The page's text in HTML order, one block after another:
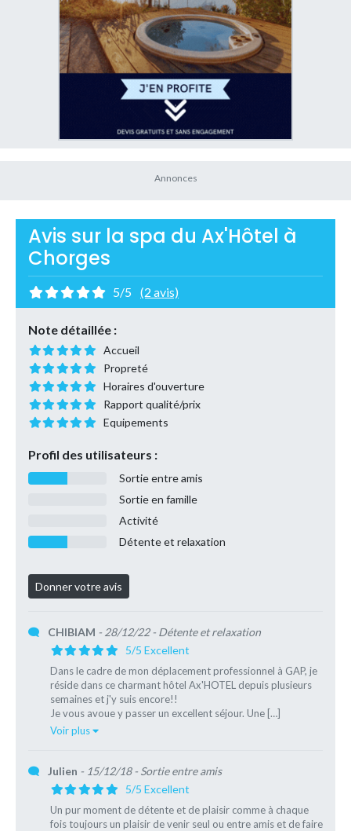
Avis sur la spa du Ax'Hôtel à
Chorges
5/5 (2 avis)
Note détaillée :
Accueil
Propreté
Horaires d'ouverture
Rapport qualité/prix
Equipements
Profil des utilisateurs :
Sortie entre amis
Sortie en famille
Activité
Détente et relaxation
CHIBIAM - 28/12/22- Détente et relaxation
5/5 Excellent
Dans le cadre de mon déplacement professionnel à GAP, je
réside dans ce charmant hôtel Ax'HOTEL depuis plusieurs
semaines et j'y suis encore!!
Je vous avoue y passer un excellent séjour. Une […]
Voir plus
Julien - 15/12/18- Sortie entre amis
5/5 Excellent
Un pur moment de détente et de plaisir comme à chaque
fois toujours un plaisir de venir seul ou entre amis et de faire